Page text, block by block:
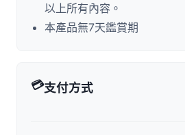
以上所有內容。
本產品無7天鑑賞期
💳支付方式